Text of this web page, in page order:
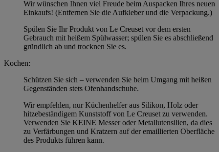
Wir wünschen Ihnen viel Freude beim Auspacken Ihres neuen
Einkaufs! (Entfernen Sie die Aufkleber und die Verpackung.)
Spülen Sie Ihr Produkt von Le Creuset vor dem ersten
Gebrauch mit heißem Spülwasser; spülen Sie es abschließend
gründlich ab und trocknen Sie es.
Kochen:
Schützen Sie sich – verwenden Sie beim Umgang mit heißen
Gegenständen stets Ofenhandschuhe.
Wir empfehlen, nur Küchenhelfer aus Silikon, Holz oder
hitzebeständigem Kunststoff von Le Creuset zu verwenden.
Verwenden Sie KEINE Messer oder Metallutensilien, da dies
zu Verfärbungen und Kratzern auf der emaillierten Oberfläche
des Produkts führen kann.